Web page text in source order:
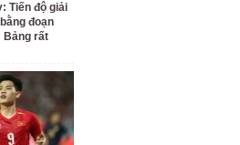
Tiến độ giải
đoạn
Bảng rất